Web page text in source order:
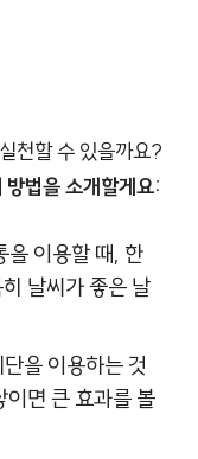
천할 수 있을까요?
법을 소개할게요:
을 이용할 때, 한
날씨가 좋은 날
을 이용하는 것
이면 큰 효과를 볼